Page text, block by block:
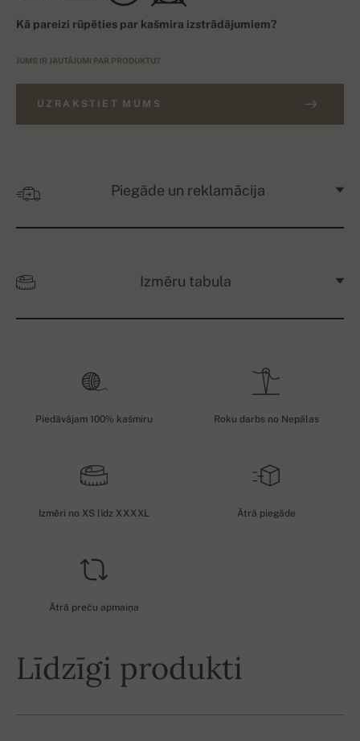
Kā pareizi rūpēties par kašmira izstrādājumiem?
JUMS IR JAUTĀJUMI PAR PRODUKTU?
UZRAKSTIET MUMS
Piegāde un reklamācija
Izmēru tabula
Piedāvājam 100% kašmiru Roku darbs no Nepālas
Izmēri no XS līdz XXXXL Ātrā piegāde
Ātrā preču apmaiņa
Līdzīgi produkti